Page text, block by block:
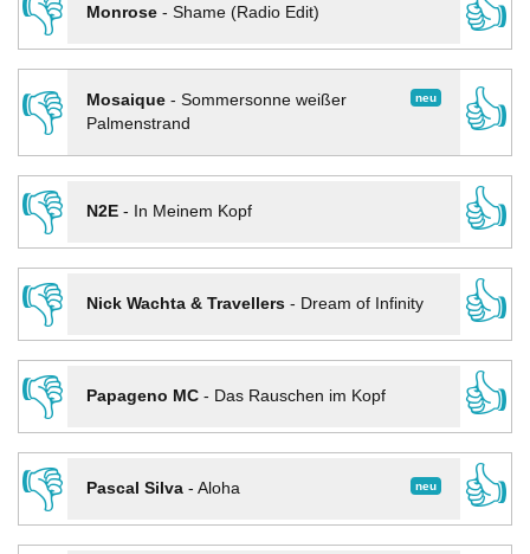
👎
Monrose- Shame (Radio Edit)
👍
👎
neu
Mosaique- Sommersonne weißer
Palmenstrand
👍
👎
N2E- In Meinem Kopf
👍
👎
Nick Wachta & Travellers- Dream of Infinity
👍
👎
Papageno MC- Das Rauschen im Kopf
👍
👎
neu
Pascal Silva- Aloha
👍